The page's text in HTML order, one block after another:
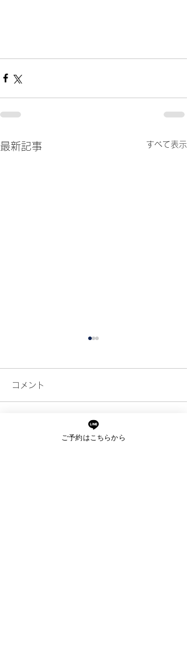
最新記事 すべて表示
年齢とともに髪質が変わ
コメント
ご予約はこちらから